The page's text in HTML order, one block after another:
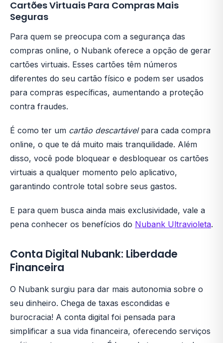
Cartões Virtuais Para Compras Mais
Seguras
Para quem se preocupa com a segurança das
compras online, o Nubank oferece a opção de gerar
cartões virtuais. Esses cartões têm números
diferentes do seu cartão físico e podem ser usados
para compras específicas, aumentando a proteção
contra fraudes.
É como ter um cartão descartávelpara cada compra
online, o que te dá muito mais tranquilidade. Além
disso, você pode bloquear e desbloquear os cartões
virtuais a qualquer momento pelo aplicativo,
garantindo controle total sobre seus gastos.
E para quem busca ainda mais exclusividade, vale a
pena conhecer os benefícios do Nubank Ultravioleta.
Conta Digital Nubank: Liberdade
Financeira
O Nubank surgiu para dar mais autonomia sobre o
seu dinheiro. Chega de taxas escondidas e
burocracia! A conta digital foi pensada para
simplificar a sua vida financeira, oferecendo serviços